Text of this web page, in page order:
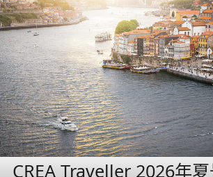
CREA Traveller 2026年